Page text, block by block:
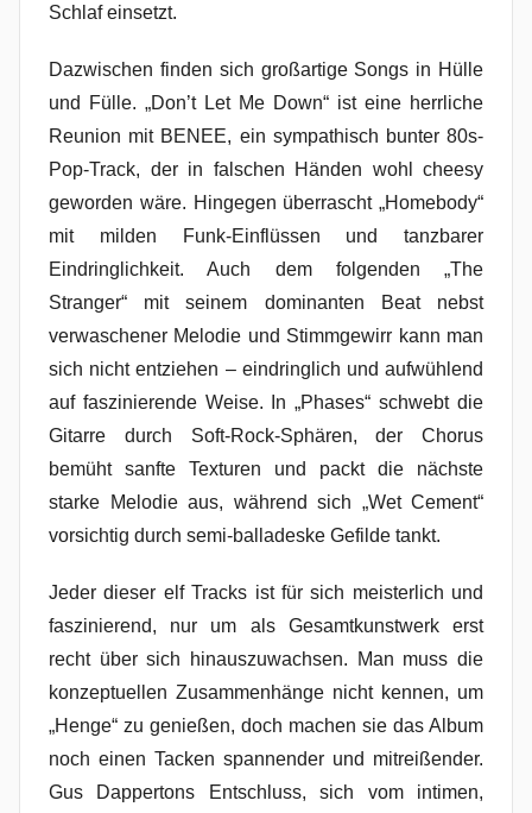
Schlaf einsetzt.
Dazwischen finden sich großartige Songs in Hülle
und Fülle. „Don’t Let Me Down“ ist eine herrliche
Reunion mit BENEE, ein sympathisch bunter 80s-
Pop-Track, der in falschen Händen wohl cheesy
geworden wäre. Hingegen überrascht „Homebody“
mit milden Funk-Einflüssen und tanzbarer
Eindringlichkeit. Auch dem folgenden „The
Stranger“ mit seinem dominanten Beat nebst
verwaschener Melodie und Stimmgewirr kann man
sich nicht entziehen – eindringlich und aufwühlend
auf faszinierende Weise. In „Phases“ schwebt die
Gitarre durch Soft-Rock-Sphären, der Chorus
bemüht sanfte Texturen und packt die nächste
starke Melodie aus, während sich „Wet Cement“
vorsichtig durch semi-balladeske Gefilde tankt.
Jeder dieser elf Tracks ist für sich meisterlich und
faszinierend, nur um als Gesamtkunstwerk erst
recht über sich hinauszuwachsen. Man muss die
konzeptuellen Zusammenhänge nicht kennen, um
„Henge“ zu genießen, doch machen sie das Album
noch einen Tacken spannender und mitreißender.
Gus Dappertons Entschluss, sich vom intimen,